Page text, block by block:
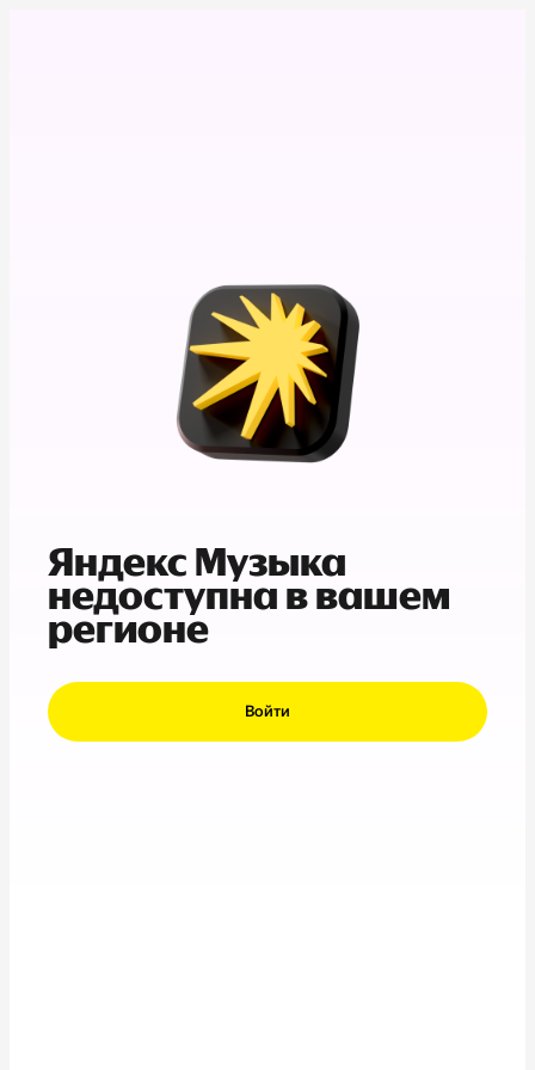
Яндекс Музыка
недоступна в вашем
регионе
Войти